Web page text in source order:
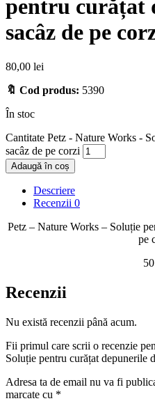
pentru curățat
sacâz de pe
80,00 lei
🔖 Cod produs: 5390
În stoc
Cantitate Petz - Nature Works -
sacâz de pe corzi
Adaugă în coș
Descriere
Recenzii 0
Petz – Nature Works – Soluție
pe
Recenzii
Nu există recenzii până acum.
Fii primul care scrii o recenzie
Soluție pentru curățat depunerile
Adresa ta de email nu va fi
marcate cu *